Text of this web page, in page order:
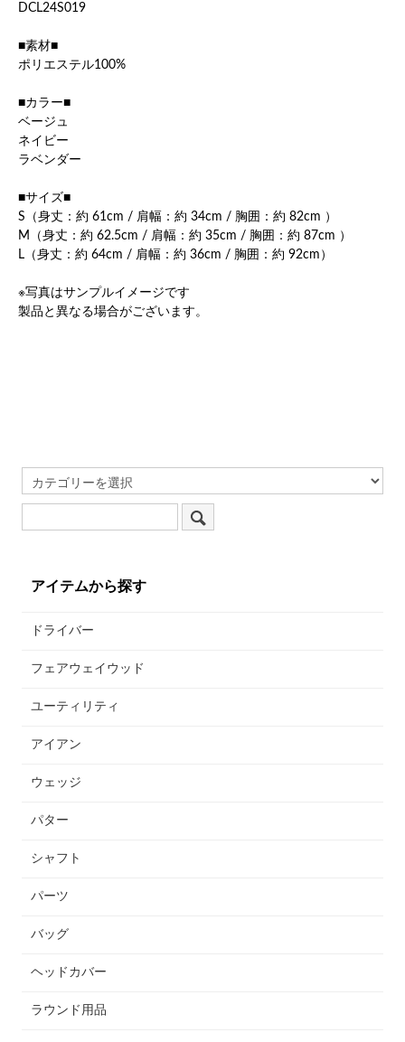
DCL24S019
■素材■
ポリエステル100%
■カラー■
ベージュ
ネイビー
ラベンダー
■サイズ■
S（身丈：約 61cm / 肩幅：約 34cm / 胸囲：約 82cm ）
M（身丈：約 62.5cm / 肩幅：約 35cm / 胸囲：約 87cm ）
L（身丈：約 64cm / 肩幅：約 36cm / 胸囲：約 92cm）
※写真はサンプルイメージです
製品と異なる場合がございます。
アイテムから探す
ドライバー
フェアウェイウッド
ユーティリティ
アイアン
ウェッジ
パター
シャフト
パーツ
バッグ
ヘッドカバー
ラウンド用品